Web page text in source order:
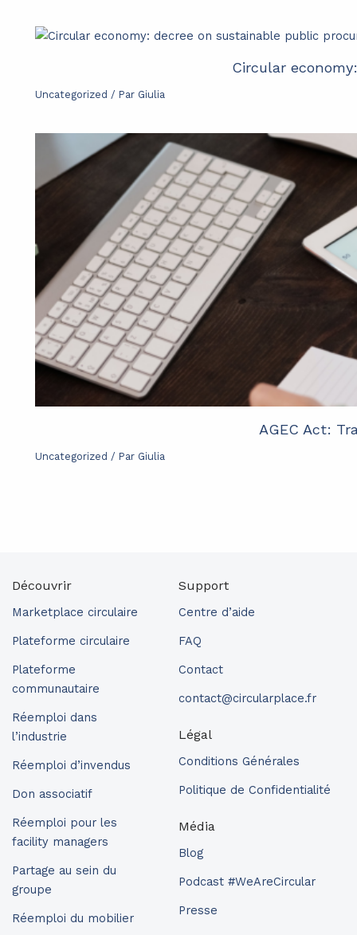
Circular
Uncategorized / Par Giulia
AGEC Act:
Uncategorized / Par Giulia
Découvrir
Marketplace circulaire
Plateforme circulaire
Plateforme
communautaire
Réemploi dans
l’industrie
Réemploi d’invendus
Don associatif
Réemploi pour les
facility managers
Partage au sein du
groupe
Réemploi du mobilier
Support
Centre d’aide
FAQ
Contact
contact@circularplace.fr
Légal
Conditions Générales
Politique de Confidentialité
Média
Blog
Podcast #WeAreCircular
Presse